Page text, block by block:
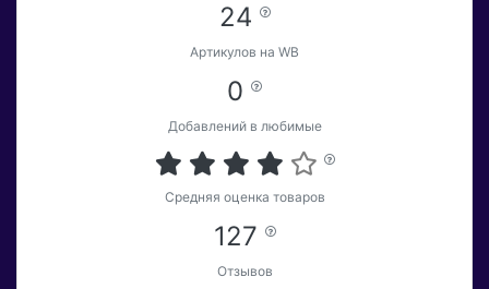
24
Артикулов на WB
0
Добавлений в любимые
Средняя оценка товаров
127
Отзывов